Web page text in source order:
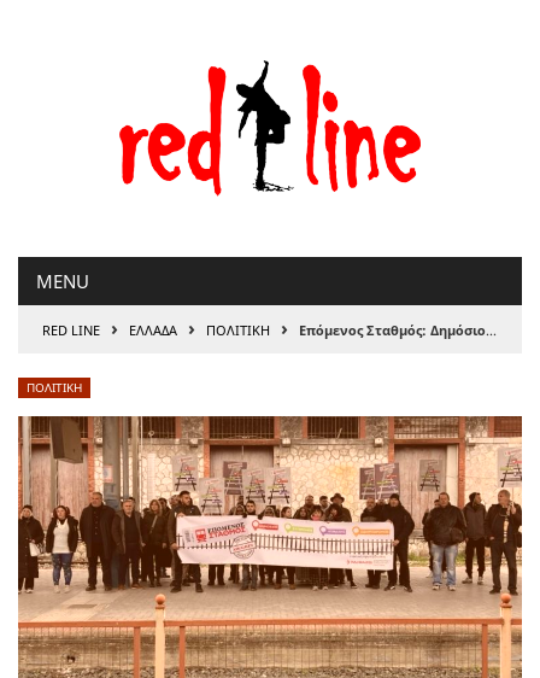
MENU
RED LINE › ΕΛΛΑΔΑ › ΠΟΛΙΤΙΚΗ › Επόμενος Σταθμός: Δημόσιος, Σύγχρονος, Ασφαλής Σιδηρόδρομος
ΠΟΛΙΤΙΚΗ